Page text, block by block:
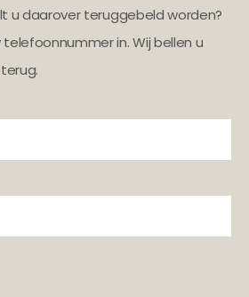
u daarover teruggebeld worden?
in. Wij bellen u